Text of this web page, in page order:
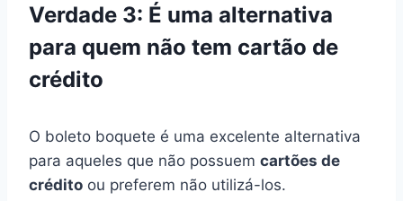
Verdade 3: É uma alternativa
para quem não tem cartão de
crédito
O boleto boquete é uma excelente alternativa
para aqueles que não possuem cartões de
crédito ou preferem não utilizá-los.